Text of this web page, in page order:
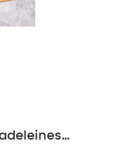
6 recettes gourmandes de madeleines au chocolat